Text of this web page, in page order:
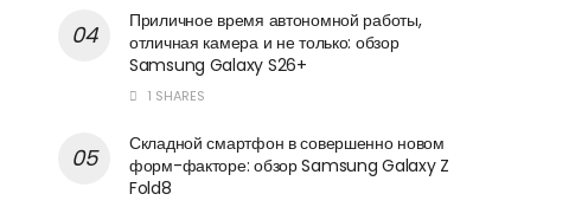
Приличное время автономной работы,
отличная камера и не только: обзор
Samsung Galaxy S26+
1 SHARES
Складной смартфон в совершенно новом
форм-факторе: обзор Samsung Galaxy Z
Fold8